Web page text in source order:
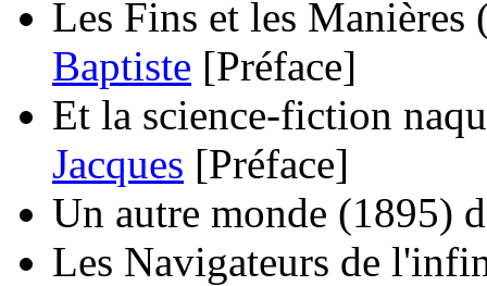
Les Fins et les Manières
Baptiste [Préface]
Et la science-fiction
Jacques [Préface]
Un autre monde (1895)
Les Navigateurs de